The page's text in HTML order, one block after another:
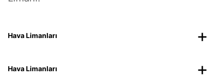
Hava Limanları
Hava Limanları